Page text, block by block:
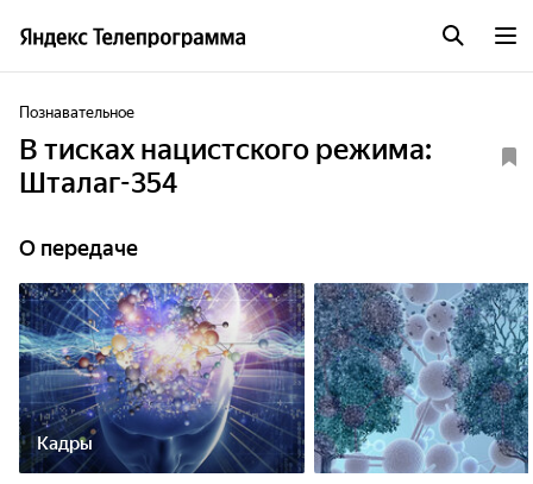
Познавательное
В тисках нацистского режима:
Шталаг-354
О передаче
Кадры